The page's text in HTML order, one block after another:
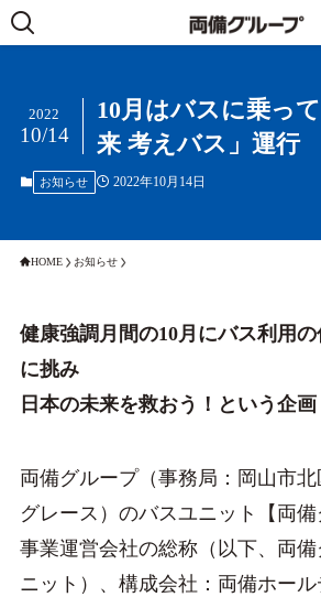
10月はバスに乗っ
来 考えバス」運行
2022
10/14
お知らせ 2022年10月14日
HOME お知らせ
健康強調月間の10月にバス利用
に挑み
日本の未来を救おう！という企画
両備グループ（事務局：岡山市
グレース）のバスユニット【両
事業運営会社の総称（以下、両
ニット）、構成会社：両備ホー